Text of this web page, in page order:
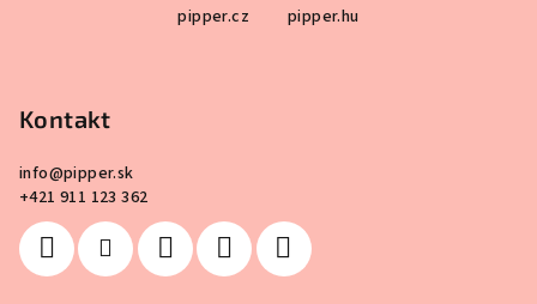
pipper.cz pipper.hu
Kontakt
info@pipper.sk
+421 911 123 362